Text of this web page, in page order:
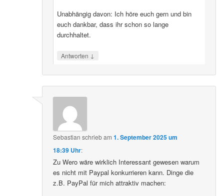
Unabhängig davon: Ich höre euch gern und bin
euch dankbar, dass ihr schon so lange
durchhaltet.
Antworten ↓
Sebastian schriebam1. September 2025 um
18:39 Uhr:
Zu Wero wäre wirklich Interessant gewesen warum
es nicht mit Paypal konkurrieren kann. Dinge die
z.B. PayPal für mich attraktiv machen: